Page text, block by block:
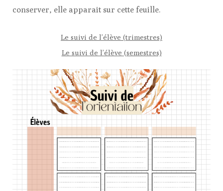
conserver, elle apparait sur cette feuille.
Le suivi de l’élève (trimestres)
Le suivi de l’élève (semestres)